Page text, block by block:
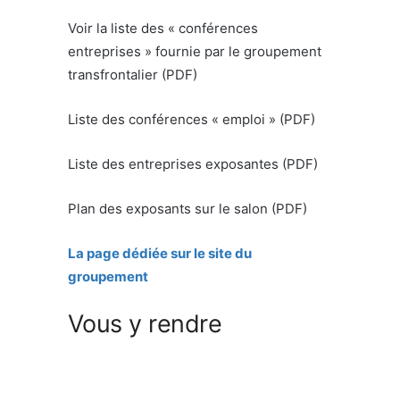
Voir la liste des « conférences
entreprises » fournie par le groupement
transfrontalier (PDF)
Liste des conférences « emploi » (PDF)
Liste des entreprises exposantes (PDF)
Plan des exposants sur le salon (PDF)
La page dédiée sur le site du
groupement
Vous y rendre